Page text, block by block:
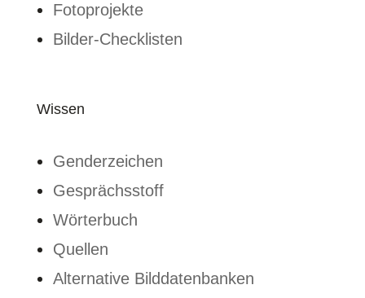
Fotoprojekte
Bilder-Checklisten
Wissen
Genderzeichen
Gesprächsstoff
Wörterbuch
Quellen
Alternative Bilddatenbanken